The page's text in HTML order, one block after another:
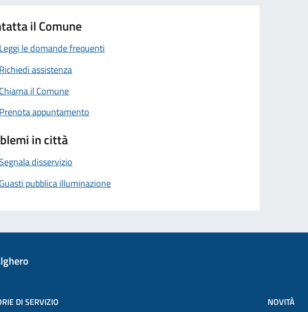
il Comune
le domande frequenti
assistenza
il Comune
appuntamento
in città
disservizio
pubblica illuminazione
DI SERVIZIO NOVITÀ